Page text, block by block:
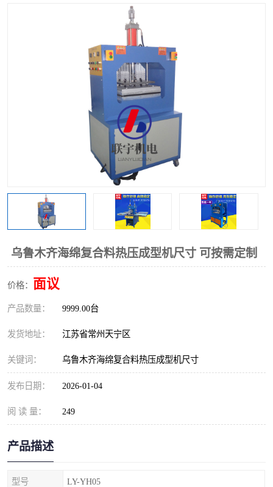
乌鲁木齐海绵复合料热压成型机尺寸 可按需定制
价格： 面议
产品数量： 9999.00台
发货地址： 江苏省常州天宁区
关键词： 乌鲁木齐海绵复合料热压成型机尺寸
发布日期： 2026-01-04
阅 读 量： 249
产品描述
型号 LY-YH05
泡壳包装封口机 海绵产品成型机